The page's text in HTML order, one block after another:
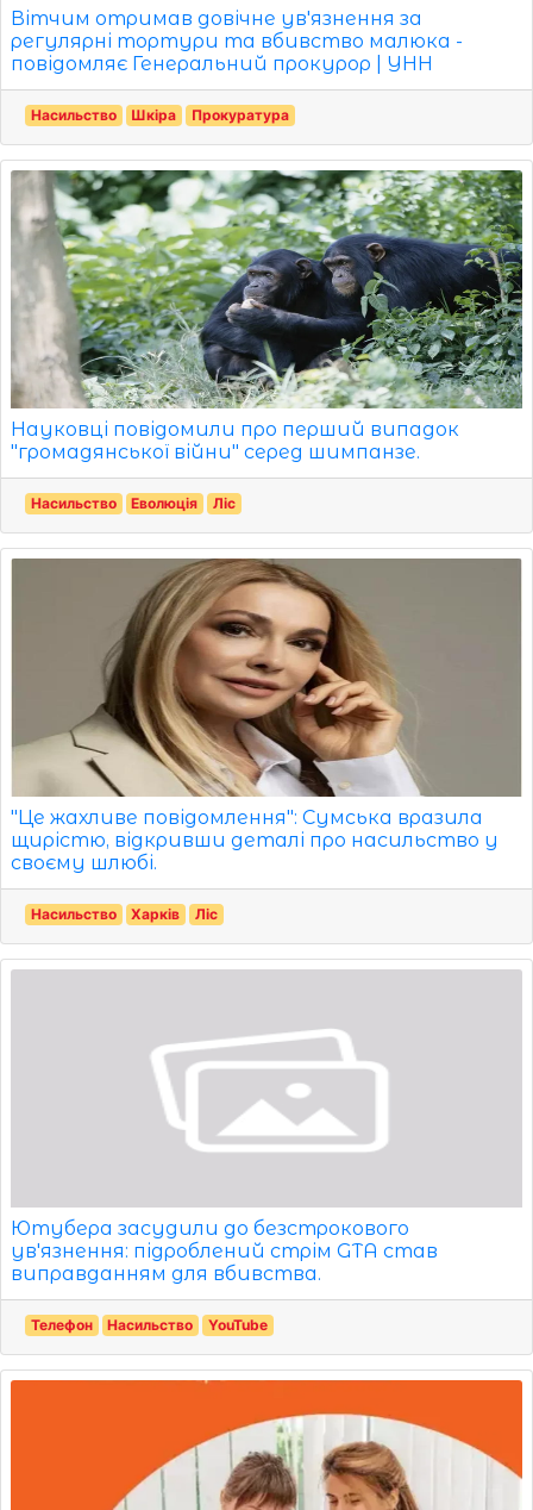
Вітчим отримав довічне ув'язнення за
регулярні тортури та вбивство малюка -
повідомляє Генеральний прокурор | УНН
Насильство Шкіра Прокуратура
Науковці повідомили про перший випадок
"громадянської війни" серед шимпанзе.
Насильство Еволюція Ліс
"Це жахливе повідомлення": Сумська вразила
щирістю, відкривши деталі про насильство у
своєму шлюбі.
Насильство Харків Ліс
Ютубера засудили до безстрокового
ув'язнення: підроблений стрім GTA став
виправданням для вбивства.
Телефон Насильство YouTube